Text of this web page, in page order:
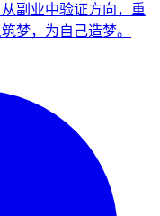
副业中验证方向，重
梦，为自己造梦。